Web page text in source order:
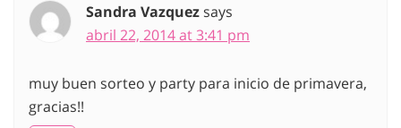
Sandra Vazquezsays
abril 22, 2014 at 3:41 pm
muy buen sorteo y party para inicio de primavera,
gracias!!